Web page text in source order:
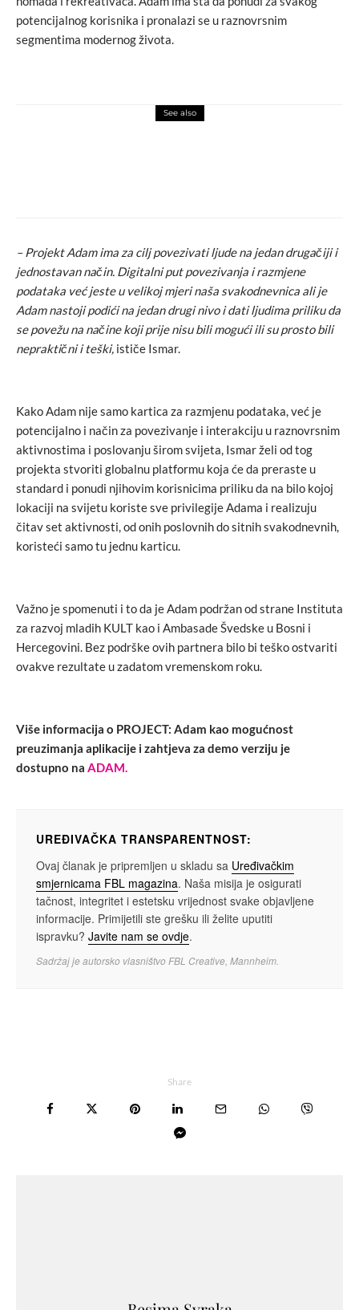
potencijalnog korisnika i pronalazi se u raznovrsnim
segmentima modernog života.
See also
– Projekt Adam ima za cilj povezivati ljude na jedan drugačiji i
jednostavan način. Digitalni put povezivanja i razmjene
podataka već jeste u velikoj mjeri naša svakodnevnica ali je
Adam nastoji podići na jedan drugi nivo i dati ljudima priliku da
se povežu na načine koji prije nisu bili mogući ili su prosto bili
nepraktični i teški, ističe Ismar.
Kako Adam nije samo kartica za razmjenu podataka, već je
potencijalno i način za povezivanje i interakciju u raznovrsnim
aktivnostima i poslovanju širom svijeta, Ismar želi od tog
projekta stvoriti globalnu platformu koja će da preraste u
standard i ponudi njihovim korisnicima priliku da na bilo kojoj
lokaciji na svijetu koriste sve privilegije Adama i realizuju
čitav set aktivnosti, od onih poslovnih do sitnih svakodnevnih,
koristeći samo tu jednu karticu.
Važno je spomenuti i to da je Adam podržan od strane Instituta
za razvoj mladih KULT kao i Ambasade Švedske u Bosni i
Hercegovini. Bez podrške ovih partnera bilo bi teško ostvariti
ovakve rezultate u zadatom vremenskom roku.
Više informacija o PROJECT: Adam kao mogućnost
preuzimanja aplikacije i zahtjeva za demo verziju je
dostupno na ADAM.
UREĐIVAČKA TRANSPARENTNOST:
Ovaj članak je pripremljen u skladu sa Uređivačkim
smjernicama FBL magazina. Naša misija je osigurati
tačnost, integritet i estetsku vrijednost svake objavljene
informacije. Primijetili ste grešku ili želite uputiti
ispravku? Javite nam se ovdje.
Sadržaj je autorsko vlasništvo FBL Creative, Mannheim.
Share